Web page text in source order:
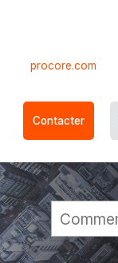
procore.com
Contacter